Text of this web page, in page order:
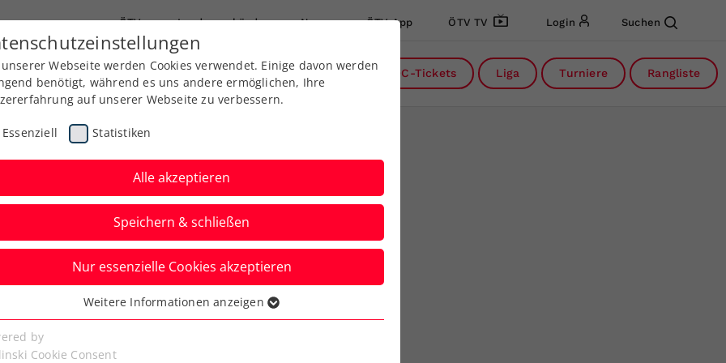
ÖTV Landesverbände News ÖTV App ÖTV TV Login Suchen
Ausbildung Services Über uns Kreise DC-Tickets Liga Turniere Rangliste
nimmt Ex-
raus
Webseite werden Cookies verwendet. Einige davon werden
benötigt, während es uns andere ermöglichen, Ihre
auf unserer Webseite zu verbessern.
Essenziell Statistiken
Alle akzeptieren
Speichern & schließen
Nur essenzielle Cookies akzeptieren
Cookies werden für grundlegende Funktionen der
benötigt. Dadurch ist gewährleistet, dass die Webseite
Weitere Informationen anzeigen
by
Cookie Consent